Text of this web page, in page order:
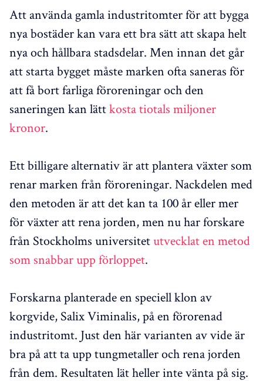
Att använda gamla industritomter för att bygga
nya bostäder kan vara ett bra sätt att skapa helt
nya och hållbara stadsdelar. Men innan det går
att starta bygget måste marken ofta saneras för
att få bort farliga föroreningar och den
saneringen kan lättkosta tiotals miljoner
kronor.
Ett billigare alternativ är att plantera växter som
renar marken från föroreningar. Nackdelen med
den metoden är att det kan ta 100 år eller mer
för växter att rena jorden, men nu har forskare
från Stockholms universitetutvecklat en metod
som snabbar upp förloppet.
Forskarna planterade en speciell klon av
korgvide, Salix Viminalis, på en förorenad
industritomt. Just den här varianten av vide är
bra på att ta upp tungmetaller och rena jorden
från dem. Resultaten lät heller inte vänta på sig.